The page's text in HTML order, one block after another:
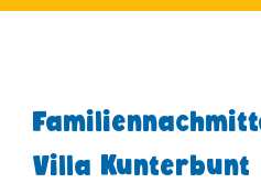
Villa Kunterbunt